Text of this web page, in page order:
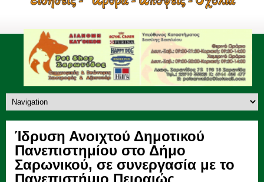
Ίδρυση Ανοιχτού Δημοτικού
Πανεπιστημίου στο Δήμο
Σαρωνικού, σε συνεργασία με το
Πανεπιστήμιο Πειραιώς